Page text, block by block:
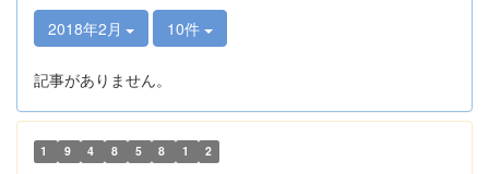
2018年2月 10件
記事がありません。
1 9 4 8 5 8 1 2